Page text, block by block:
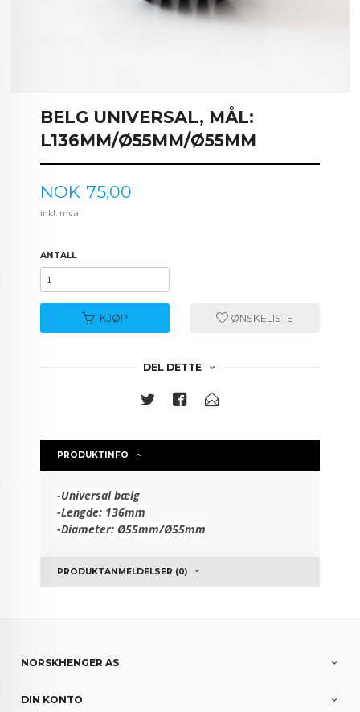
BELG UNIVERSAL, MÅL:
L136MM/Ø55MM/Ø55MM
Pris
NOK 75,00
inkl. mva.
ANTALL
KJØP ØNSKELISTE
DEL DETTE
PRODUKTINFO
-Universal bælg
-Lengde: 136mm
-Diameter: Ø55mm/Ø55mm
PRODUKTANMELDELSER (0)
NORSKHENGER AS
DIN KONTO